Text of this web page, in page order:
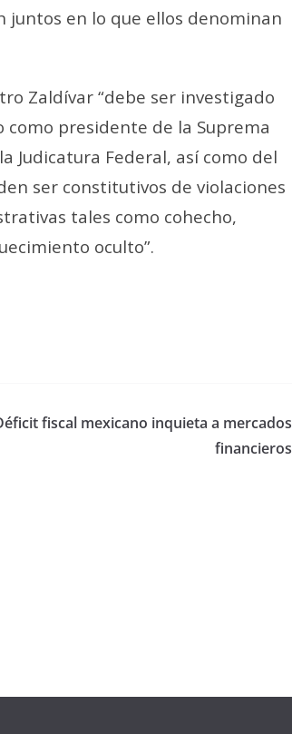
juntos en lo que ellos denominan
Zaldívar “debe ser investigado
presidente de la Suprema
Judicatura Federal, así como del
ser constitutivos de violaciones
tales como cohecho,
oculto”.
fiscal mexicano inquieta a mercados
financieros